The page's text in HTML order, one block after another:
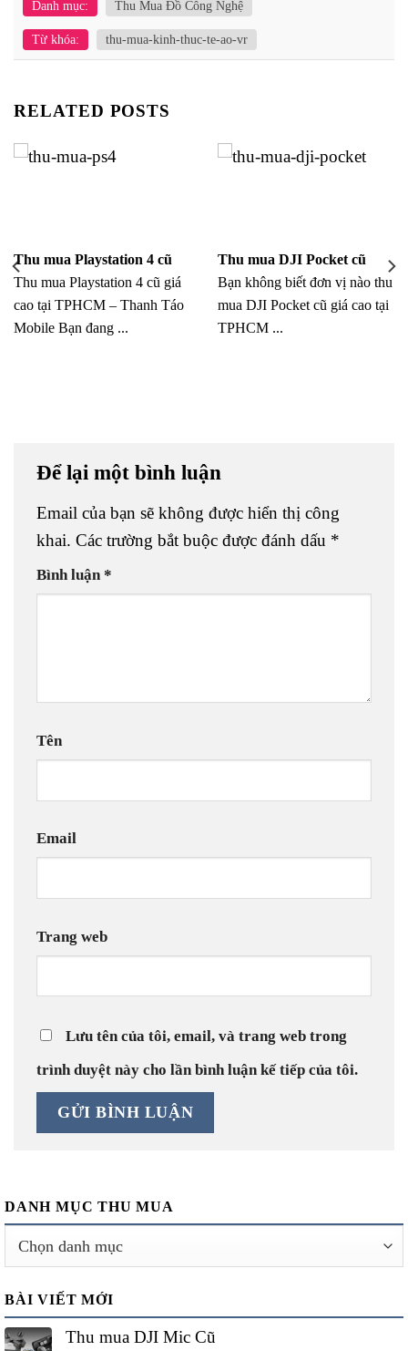
Danh mục: Thu Mua Đồ Công Nghệ
Từ khóa: thu-mua-kinh-thuc-te-ao-vr
RELATED POSTS
Thu mua Playstation 4 cũ
Thu mua Playstation 4 cũ giá
cao tại TPHCM – Thanh Táo
Mobile Bạn đang ...
Thu mua DJI Pocket cũ
Bạn không biết đơn vị nào thu
mua DJI Pocket cũ giá cao tại
TPHCM ...
Để lại một bình luận
Email của bạn sẽ không được hiển thị công
khai. Các trường bắt buộc được đánh dấu *
Bình luận*
Tên
Email
Trang web
Lưu tên của tôi, email, và trang web trong
trình duyệt này cho lần bình luận kế tiếp của tôi.
DANH MỤC THU MUA
Danh
mục
BÀI VIẾT MỚI
Thu mua DJI Mic Cũ